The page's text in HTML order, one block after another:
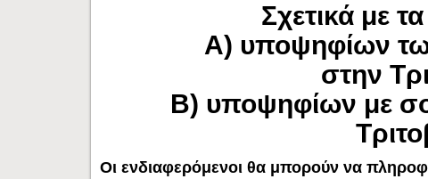
Σχετικά με
Α) υποψηφίων των
στην
Β) υποψηφίων με
Οι ενδιαφερόμενοι θα μπορούν να